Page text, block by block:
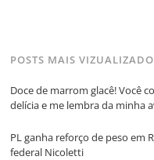
POSTS MAIS
Doce de marrom glacê! Você
delícia e me lembra da minha
PL ganha reforço de peso em
federal Nicoletti